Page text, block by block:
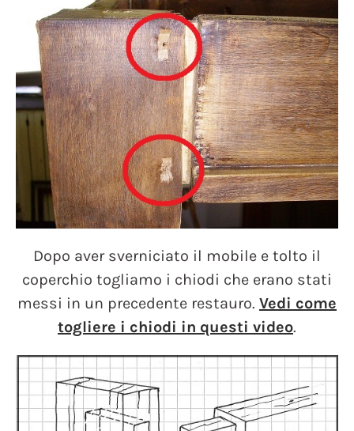
Dopo aver sverniciato il mobile e tolto il
coperchio togliamo i chiodi che erano stati
messi in un precedente restauro. Vedi come
togliere i chiodi in questi video.